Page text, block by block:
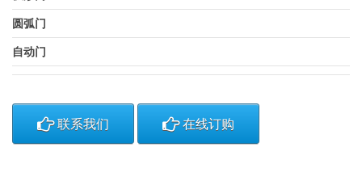
圆弧门
自动门
联系我们 在线订购